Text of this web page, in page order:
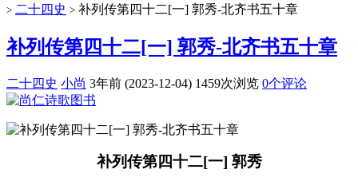
> 二十四史 > 补列传第四十二[一] 郭秀-北齐书五十章
补列传第四十二[一] 郭秀-北齐书五十章
二十四史 小尚 3年前 (2023-12-04) 1459次浏览 0个评论
补列传第四十二[一] 郭秀